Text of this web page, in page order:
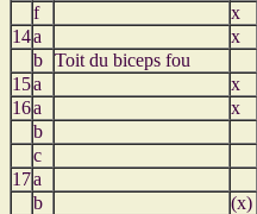
f
x
14a x
b Toit du biceps fou
15a x
16a x
b
c
17a
b
(x)